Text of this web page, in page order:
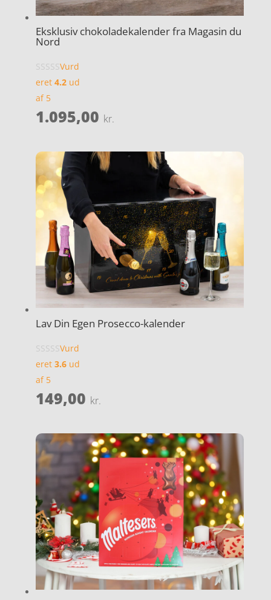
Eksklusiv chokoladekalender fra Magasin du
Nord
Vurd
eret 4.2ud
af 5
1.095,00 kr.
Lav Din Egen Prosecco-kalender
Vurd
eret 3.6ud
af 5
149,00 kr.